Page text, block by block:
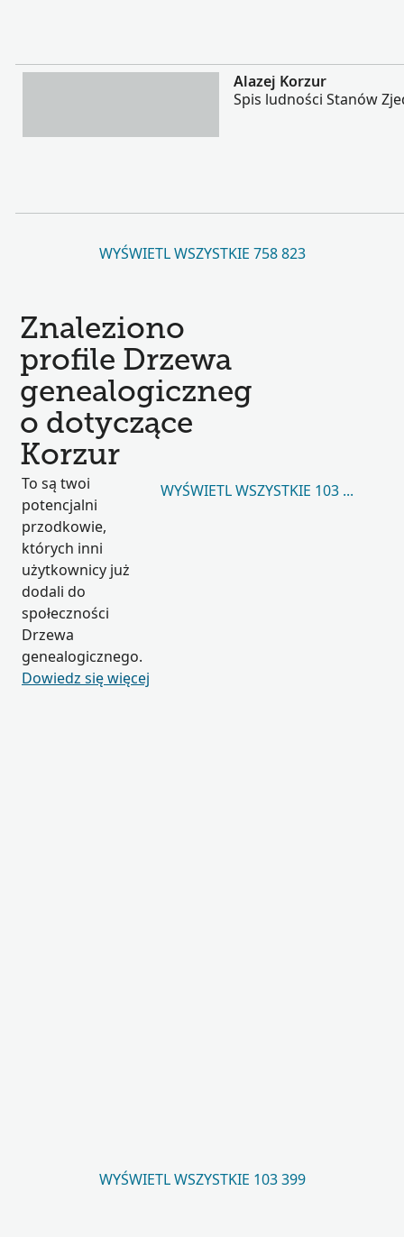
Więcej
Alazej Korzur
Spis ludności Stanów
WYŚWIETL WSZYSTKIE 758 823
Znaleziono
profile Drzewa
genealogiczneg
o dotyczące
Korzur
To są twoi
potencjalni
przodkowie,
których inni
użytkownicy już
dodali do
społeczności
Drzewa
genealogicznego.
Dowiedz się więcej
WYŚWIETL WSZYSTKIE 103 399
WYŚWIETL WSZYSTKIE 103 399